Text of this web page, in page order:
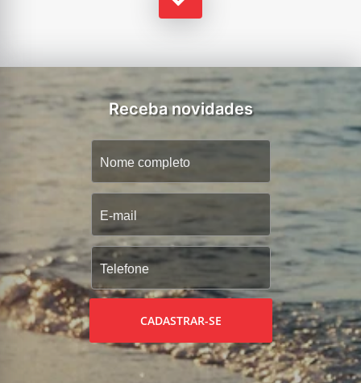
Receba novidades
CADASTRAR-SE